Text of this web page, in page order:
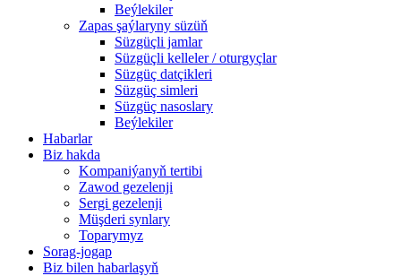
Beýlekiler
Zapas şaýlaryny süzüň
Süzgüçli jamlar
Süzgüçli kelleler / oturgyçlar
Süzgüç datçikleri
Süzgüç simleri
Süzgüç nasoslary
Beýlekiler
Habarlar
Biz hakda
Kompaniýanyň tertibi
Zawod gezelenji
Sergi gezelenji
Müşderi synlary
Toparymyz
Sorag-jogap
Biz bilen habarlaşyň